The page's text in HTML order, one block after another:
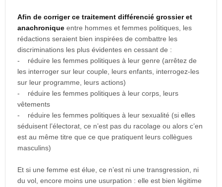
Afin de corriger ce traitement différencié grossier et
anachronique entre hommes et femmes politiques, les
rédactions seraient bien inspirées de combattre les
discriminations les plus évidentes en cessant de :
- réduire les femmes politiques à leur genre (arrêtez de
les interroger sur leur couple, leurs enfants, interrogez-les
sur leur programme, leurs actions)
- réduire les femmes politiques à leur corps, leurs
vêtements
- réduire les femmes politiques à leur sexualité (si elles
séduisent l’électorat, ce n’est pas du racolage ou alors c’en
est au même titre que ce que pratiquent leurs collègues
masculins)
Et si une femme est élue, ce n’est ni une transgression, ni
du vol, encore moins une usurpation : elle est bien légitime